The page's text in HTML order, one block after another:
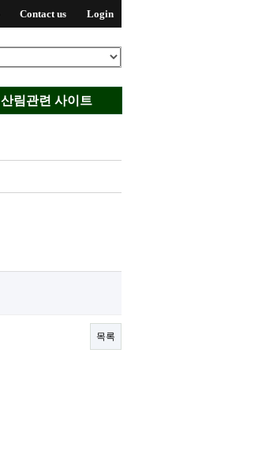
Contact us Login
산림관련 사이트
목록